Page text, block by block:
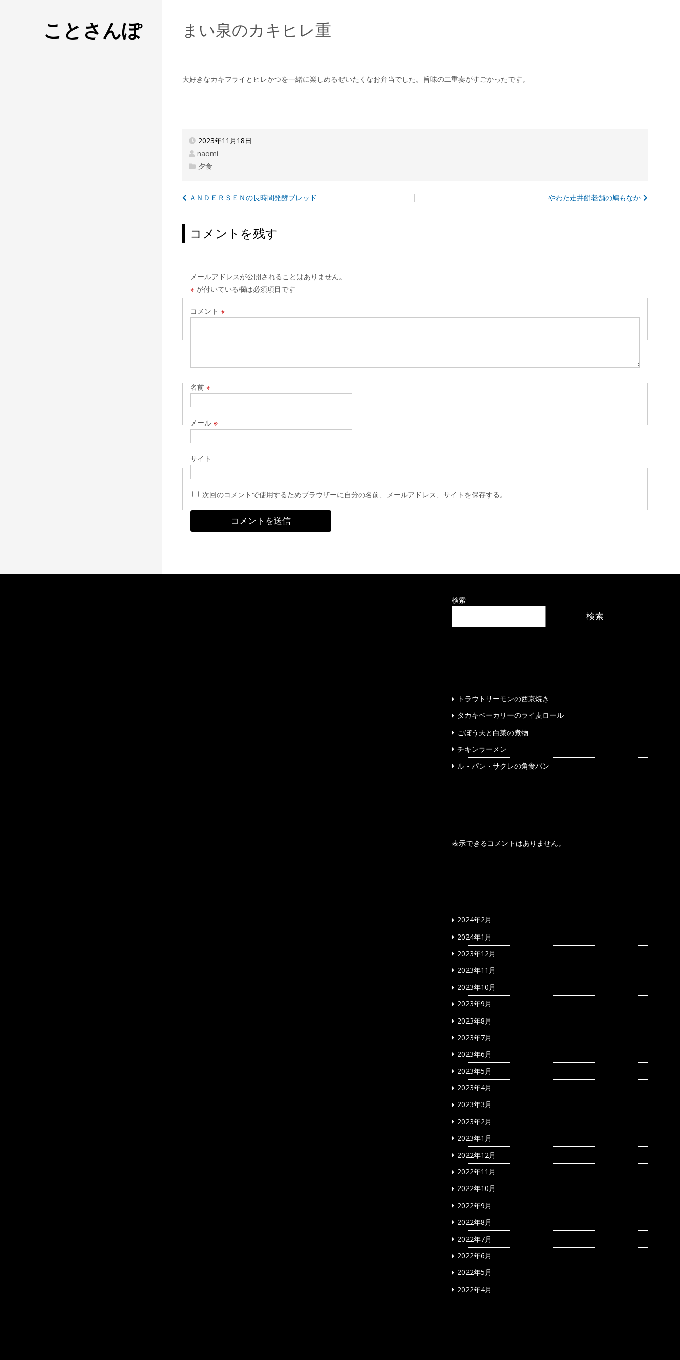
ことさんぽ まい泉のカキヒレ重
大好きなカキフライとヒレかつを一緒に楽しめるぜいたくなお弁当でした。旨味の二重奏がすごかったです。
2023年11月18日
naomi
夕食
投
ナ
ビ
ゲ
ー
シ
ョ
ン
やわた走井餅老舗の鳩もなか
ＡＮＤＥＲＳＥＮの長時間発酵ブレッド
コメントを残す
メールアドレスが公開されることはありません。
※ が付いている欄は必須項目です
コメント ※
名前 ※
メール ※
サイト
次回のコメントで使用するためブラウザーに自分の名前、メールアドレス、サイトを保存する。
検索
検索
トラウトサーモンの西京焼き
タカキベーカリーのライ麦ロール
ごぼう天と白菜の煮物
チキンラーメン
ル・パン・サクレの角食パン
表示できるコメントはありません。
2024年2月
2024年1月
2023年12月
2023年11月
2023年10月
2023年9月
2023年8月
2023年7月
2023年6月
2023年5月
2023年4月
2023年3月
2023年2月
2023年1月
2022年12月
2022年11月
2022年10月
2022年9月
2022年8月
2022年7月
2022年6月
2022年5月
2022年4月